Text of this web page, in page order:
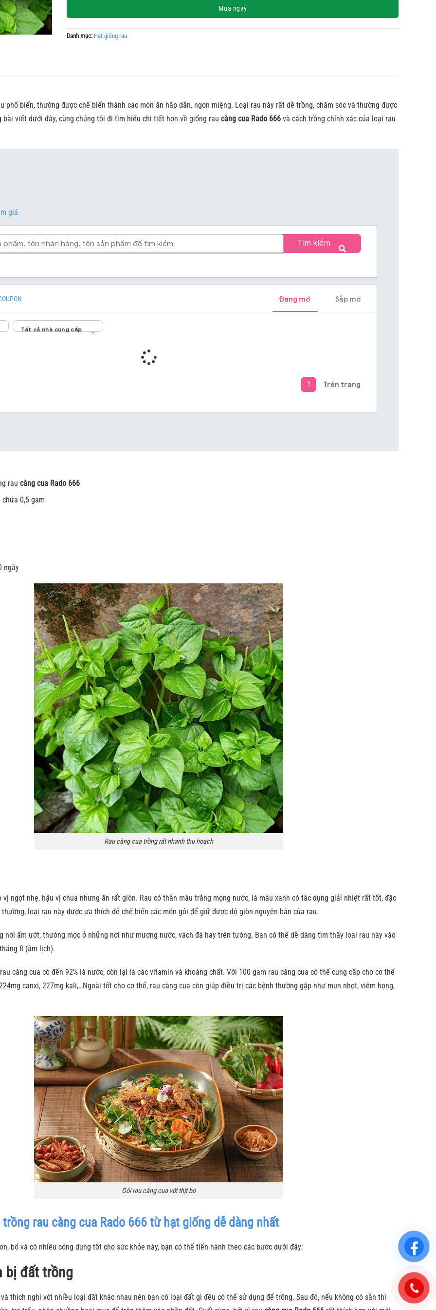
Mua ngay
Danh mục: Hạt giống rau
phổ biến, thường được chế biến thành các món ăn hấp dẫn, ngon miệng. Loại rau này rất dễ trồng, chăm sóc và thường được
bài viết dưới đây, cùng chúng tôi đi tìm hiểu chi tiết hơn về giống raucàng cua Rado 666 và cách trồng chính xác của loại rau
giá
Tìm kiếm
Đang mở Sắp mở
Tất cả nhà cung cấp
1 Trên trang
raucàng cua Rado 666
chứa 0,5 gam
ngày
Rau càng cua trồng rất nhanh thu hoạch
vị ngọt nhẹ, hậu vị chua nhưng ăn rất giòn. Rau có thân màu trắng mọng nước, lá màu xanh có tác dụng giải nhiệt rất tốt, đặc
loại rau này được ưa thích để chế biến các món gỏi để giữ được độ giòn nguyên bản của rau.
nơi ẩm ướt, thường mọc ở những nơi như mương nước, vách đá hay trên tường. Bạn có thể dễ dàng tìm thấy loại rau này vào
8 (âm lịch).
càng cua có đến 92% là nước, còn lại là các vitamin và khoáng chất. Với 100 gam rau càng cua có thể cung cấp cho cơ thể
canxi, 227mg kali,…Ngoài tốt cho cơ thể, rau càng cua còn giúp điều trị các bệnh thường gặp như mụn nhọt, viêm họng,
Gỏi rau càng cua với thịt bò
trồng rau càng cua Rado 666 từ hạt giống dễ dàng nhất
bổ và có nhiều công dụng tốt cho sức khỏe này, bạn có thể tiến hành theo các bước dưới đây:
bị đất trồng
thích nghi với nhiều loại đất khác nhau nên bạn có loại đất gì đều có thể sử dụng để trồng. Sau đó, nếu không có sẵn thì